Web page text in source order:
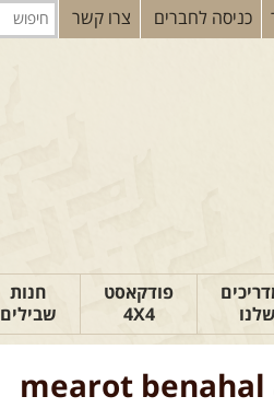
כניסה לחברים צרו קשר
שלנו
פודקאסט
4X4
חנות
שבילים
mearot benahal